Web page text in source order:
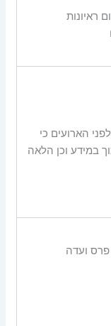
ראיונות
הארועים כי
במידע וכן הלאה
ועדה